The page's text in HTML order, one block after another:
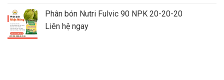
Phân bón Nutri Fulvic 90 NPK 20-20-20
Liên hệ ngay